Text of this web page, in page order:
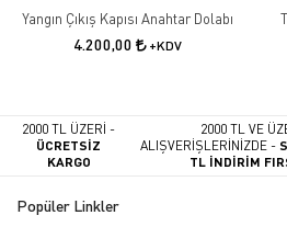
Yangın Çıkış Kapısı Anahtar Dolabı
4.200,00 +KDV
2000 TL ÜZERİ -
ÜCRETSİZ
KARGO
2000 TL VE
ALIŞVERİŞLERİNİZDE -
TL İNDİRİM
Popüler Linkler